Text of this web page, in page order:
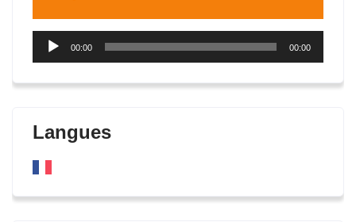
Lecteur
00:00 00:00
Langues